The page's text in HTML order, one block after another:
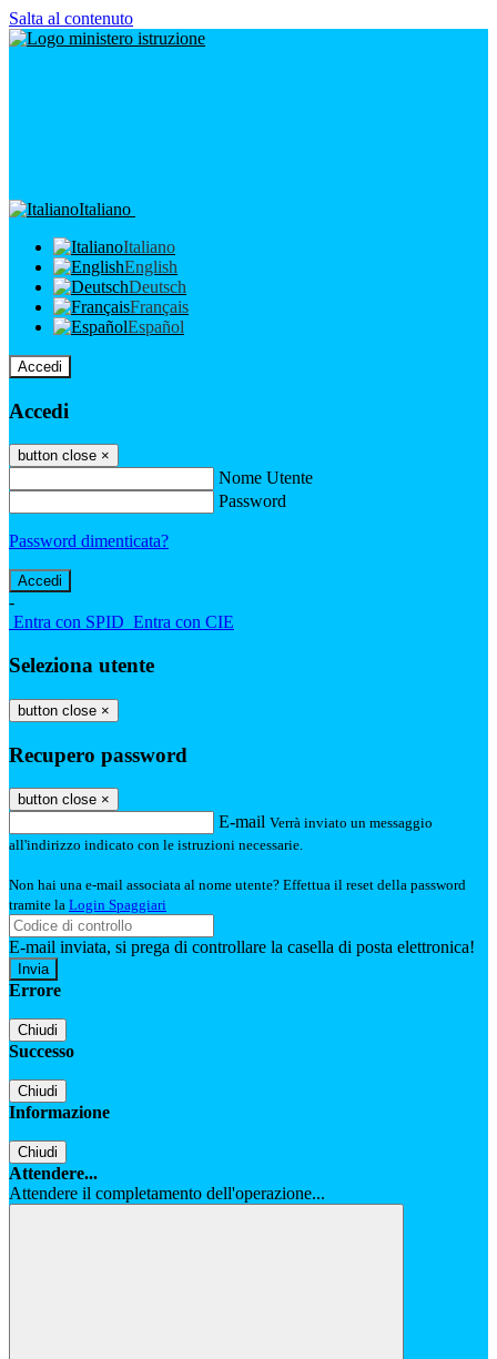
Salta al contenuto
Italiano
Italiano
English
Deutsch
Français
Español
Accedi
Accedi
button close ×
Nome Utente
Password
Password dimenticata?
-
Entra con SPID Entra con CIE
Seleziona utente
button close ×
Recupero password
button close ×
E-mail Verrà inviato un messaggio
all'indirizzo indicato con le istruzioni necessarie.
Non hai una e-mail associata al nome utente? Effettua il reset della password
tramite la Login Spaggiari
E-mail inviata, si prega di controllare la casella di posta elettronica!
Errore
Chiudi
Successo
Chiudi
Informazione
Chiudi
Attendere...
Attendere il completamento dell'operazione...